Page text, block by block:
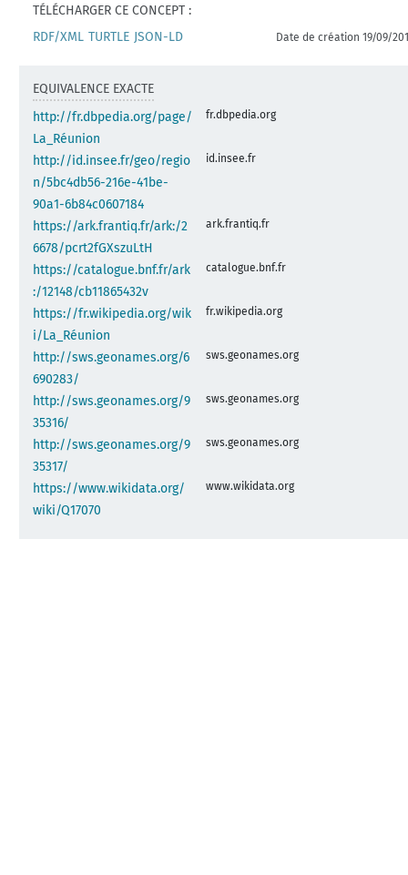
TÉLÉCHARGER CE CONCEPT :
RDF/XML TURTLE JSON-LD Date de création 19/09/
EQUIVALENCE EXACTE
http://fr.dbpedia.org/page/
La_Réunion
fr.dbpedia.org
http://id.insee.fr/geo/regio
n/5bc4db56-216e-41be-
90a1-6b84c0607184
id.insee.fr
https://ark.frantiq.fr/ark:/2
6678/pcrt2fGXszuLtH
ark.frantiq.fr
https://catalogue.bnf.fr/ark
:/12148/cb11865432v
catalogue.bnf.fr
https://fr.wikipedia.org/wik
i/La_Réunion
fr.wikipedia.org
http://sws.geonames.org/6
690283/
sws.geonames.org
http://sws.geonames.org/9
35316/
sws.geonames.org
http://sws.geonames.org/9
35317/
sws.geonames.org
https://www.wikidata.org/
wiki/Q17070
www.wikidata.org